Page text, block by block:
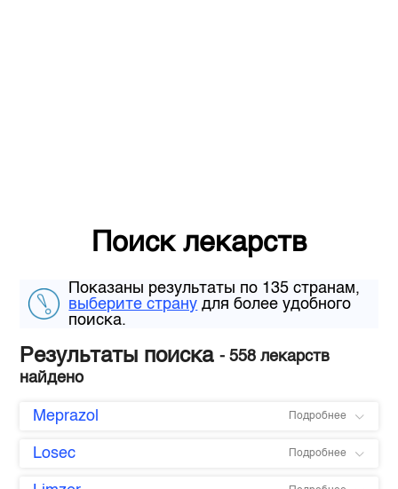
Поиск лекарств
Показаны результаты по 135 странам,
выберите страну для более удобного
поиска.
Результаты поиска- 558 лекарств
найдено
Meprazol Подробнее
Losec Подробнее